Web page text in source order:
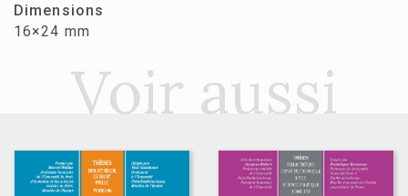
Dimensions
16×24 mm
Voir aussi